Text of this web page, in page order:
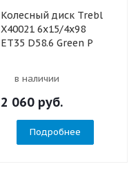
Колесный диск Trebl
X40021 6x15/4x98
ET35 D58.6 Green P
в наличии
2 060 руб.
Подробнее